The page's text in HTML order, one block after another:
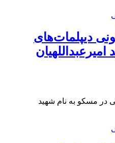
دیپلمات‌های
در مسکو به نام شهید